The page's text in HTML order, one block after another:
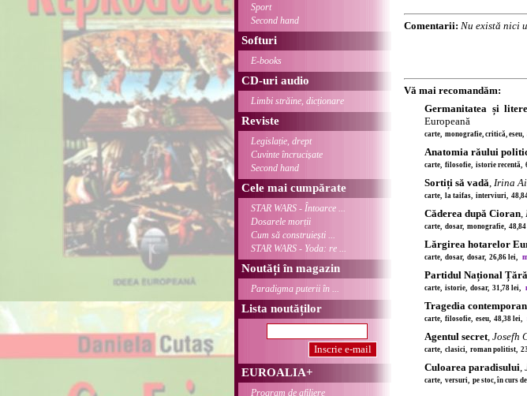
Sport
Second hand
Softuri
E-books
CD-uri audio
Limbi străine, dicționare
Reviste
Legislație, drept
Cuvinte încrucișate
Second hand
Cele mai cumpărate
STAR WARS - Întoarce ...
Dosarele morții
Cum să construiești ...
STAR WARS - Yoda: re ...
Noutăți în magazin
Paradigma puterii în ...
Lista noutăților
EUROALIA+
Program de afiliere
Comentarii: Nu există nici
Vă mai recomandăm:
Germanitatea și
Europeană
carte, monografie, critică,
Anatomia răului
carte, filosofie, istorie recentă,
Sortiți să vadă, Irina
carte, la taifas, interviuri,
Căderea după Cioran,
carte, dosar, monografie,
Lărgirea hotarelor
carte, dosar, dosar, 26,86 lei,
Partidul Național
carte, istorie, dosar, 31,78 lei,
Tragedia
carte, filosofie, eseu, 48,38 lei,
Agentul secret, Josefh
carte, clasici, roman politist,
Culoarea paradisului,
carte, versuri, pe stoc, în curs